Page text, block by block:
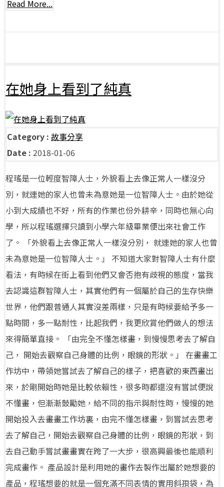
Read More...
在她身上看到了純真
Category : 故事分享
Date : 2018-01-06
程瑤是一位輕度智障人士，外貌看上去像正常人一樣沒分
別，就連她的家人也曾未為意她是一位智障人士。由於她從
小到大成績也不好，所有的作業也份外耕辛，同時也無心向
學，所以程瑤選擇只讀到小學六年級畢業便出來社會工作
了。 「外貌看上去像正常人一樣沒分別， 就連她的家人也曾
未為意她是一位智障人士。」 不知道大家對智障人士有什麼
看法，有時候在街上看到他們又會否抱有歧視的態度，當我
去認識這群智障人士，其實他們有一個屬於自己的生存快樂
世界，他們跟普通人其實沒差兩樣，只是有時候要給予多一
點時間，多一點耐性，比起我們，我更欣賞他們做人的想法
來得簡單直接。 「由完全不懂怎樣畫，到慢慢思考去了解自
己， 開始去觀察自己身體的比例，眼鏡的形狀。」 在畫畫工
作坊中，帶領她嘗試去了解自己的樣子，把喜歡的東西畫出
來，於剛開始時她是比較依賴性，很多時都還沒有嘗試便說
不懂畫，但漸漸鼓勵她，給不同的指示與耐性時，慢慢的她
開始投入去畫畫工作坊裏，由完不懂怎樣畫，到嘗試去思考
去了解自己，開始去觀察自己身體的比例，眼鏡的形狀，到
去自己動手嘗試畫畫實在跨了一大步，很高興最後也能順利
完成畫作。 產品設計是利用她的畫作去製作出屬於她想要的
產品，程瑤想要的就是一個充滿不同表情的實用斜孭袋，為